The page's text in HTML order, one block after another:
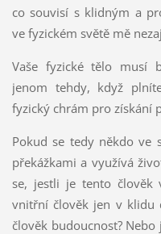
co souvisí s klidným a
ve fyzickém světě mě
Vaše fyzické tělo musí
jenom tehdy, když
fyzický chrám pro získání
Pokud se tedy někdo ve
překážkami a využívá
se, jestli je tento člověk
vnitřní člověk jen v klidu
člověk budoucnost?